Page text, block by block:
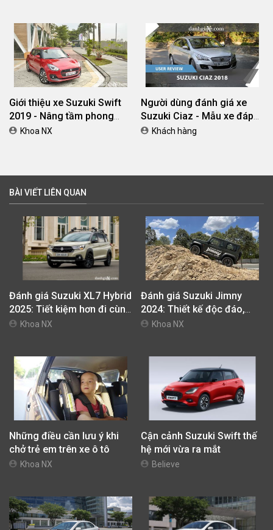
Giới thiệu xe Suzuki Swift
2019 - Nâng tầm phong
cáchKhoa NX
Người dùng đánh giá xe
Suzuki Ciaz - Mẫu xe đáp
ứng đầy đủ các yếu tố kinh
Khách hàng
BÀI VIẾT LIÊN QUAN
Đánh giá Suzuki XL7 Hybrid
2025: Tiết kiệm hơn đi cùng
giá bán tốt
Khoa NX
Đánh giá Suzuki Jimny
2024: Thiết kế độc đáo,
vượt địa hình đỉnh cao
Khoa NX
Những điều cần lưu ý khi
chở trẻ em trên xe ô tô
Khoa NX
Cận cảnh Suzuki Swift thế
hệ mới vừa ra mắt
Believe